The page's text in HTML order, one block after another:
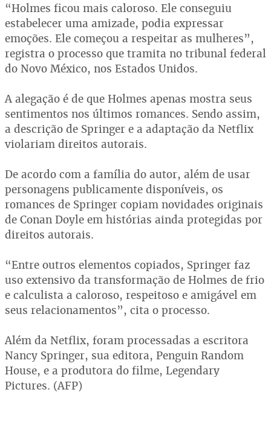
“Holmes ficou mais caloroso. Ele conseguiu
estabelecer uma amizade, podia expressar
emoções. Ele começou a respeitar as mulheres”,
registra o processo que tramita no tribunal federal
do Novo México, nos Estados Unidos.
A alegação é de que Holmes apenas mostra seus
sentimentos nos últimos romances. Sendo assim,
a descrição de Springer e a adaptação da Netflix
violariam direitos autorais.
De acordo com a família do autor, além de usar
personagens publicamente disponíveis, os
romances de Springer copiam novidades originais
de Conan Doyle em histórias ainda protegidas por
direitos autorais.
“Entre outros elementos copiados, Springer faz
uso extensivo da transformação de Holmes de frio
e calculista a caloroso, respeitoso e amigável em
seus relacionamentos”, cita o processo.
Além da Netflix, foram processadas a escritora
Nancy Springer, sua editora, Penguin Random
House, e a produtora do filme, Legendary
Pictures. (AFP)